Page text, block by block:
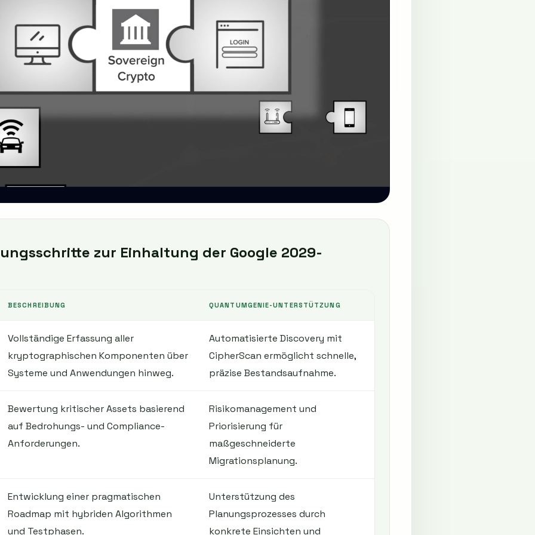
zur Einhaltung der Google 2029-
BESCHREIBUNG QUANTUMGENIE-UNTERSTÜTZUNG
Vollständige Erfassung aller
kryptographischen Komponenten über
Systeme und Anwendungen hinweg.
Automatisierte Discovery mit
CipherScan ermöglicht schnelle,
präzise Bestandsaufnahme.
Bewertung kritischer Assets basierend
auf Bedrohungs- und Compliance-
Anforderungen.
Risikomanagement und
Priorisierung für
maßgeschneiderte
Migrationsplanung.
Entwicklung einer pragmatischen
Roadmap mit hybriden Algorithmen
und Testphasen.
Unterstützung des
Planungsprozesses durch
konkrete Einsichten und